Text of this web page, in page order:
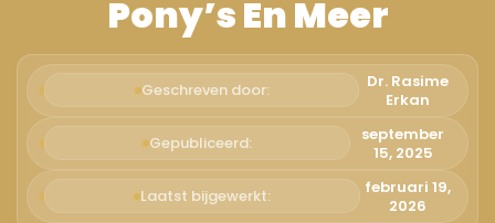
Türkçe
Italiano
Русский
Български
Pony’s En Meer
Geschreven door:
Dr. Rasime
Erkan
Gepubliceerd:
september
15, 2025
Laatst bijgewerkt:
februari 19,
2026